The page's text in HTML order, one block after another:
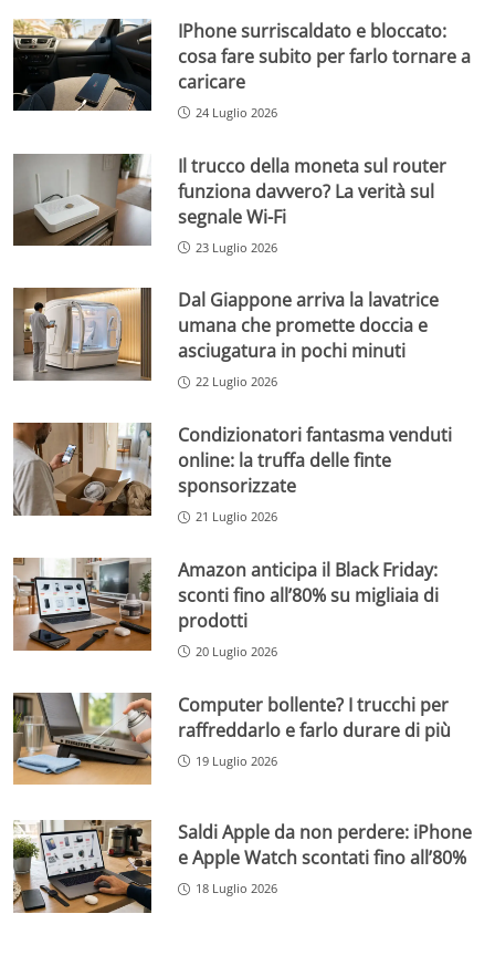
IPhone surriscaldato e bloccato:
cosa fare subito per farlo tornare a
caricare
24 Luglio 2026
Il trucco della moneta sul router
funziona davvero? La verità sul
segnale Wi-Fi
23 Luglio 2026
Dal Giappone arriva la lavatrice
umana che promette doccia e
asciugatura in pochi minuti
22 Luglio 2026
Condizionatori fantasma venduti
online: la truffa delle finte
sponsorizzate
21 Luglio 2026
Amazon anticipa il Black Friday:
sconti fino all’80% su migliaia di
prodotti
20 Luglio 2026
Computer bollente? I trucchi per
raffreddarlo e farlo durare di più
19 Luglio 2026
Saldi Apple da non perdere: iPhone
e Apple Watch scontati fino all’80%
18 Luglio 2026